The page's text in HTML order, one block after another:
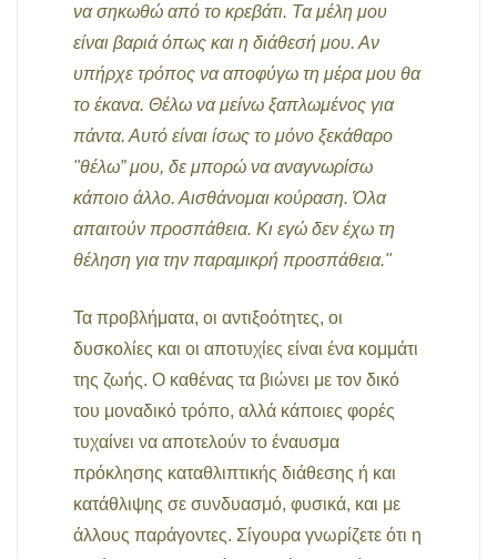
να σηκωθώ από το κρεβάτι. Τα μέλη μου
είναι βαριά όπως και η διάθεσή μου. Αν
υπήρχε τρόπος να αποφύγω τη μέρα μου θα
το έκανα. Θέλω να μείνω ξαπλωμένος για
πάντα. Αυτό είναι ίσως το μόνο ξεκάθαρο
"θέλω” μου, δε μπορώ να αναγνωρίσω
κάποιο άλλο. Αισθάνομαι κούραση. Όλα
απαιτούν προσπάθεια. Κι εγώ δεν έχω τη
θέληση για την παραμικρή προσπάθεια."
Τα προβλήματα, οι αντιξοότητες, οι
δυσκολίες και οι αποτυχίες είναι ένα κομμάτι
της ζωής. Ο καθένας τα βιώνει με τον δικό
του μοναδικό τρόπο, αλλά κάποιες φορές
τυχαίνει να αποτελούν το έναυσμα
πρόκλησης καταθλιπτικής διάθεσης ή και
κατάθλιψης σε συνδυασμό, φυσικά, και με
άλλους παράγοντες. Σίγουρα γνωρίζετε ότι η